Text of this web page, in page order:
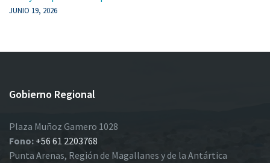
JUNIO 19, 2026
Gobierno Regional
Plaza Muñoz Gamero 1028
Fono: +56 61 2203768
Punta Arenas, Región de Magallanes y de la Antártica